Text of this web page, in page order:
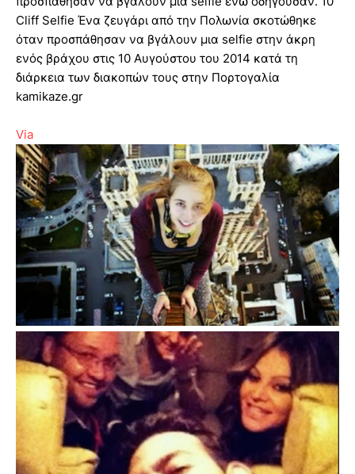
Cliff Selfie Ένα ζευγάρι από την Πολωνία σκοτώθηκε
όταν προσπάθησαν να βγάλουν μια selfie στην άκρη
ενός βράχου στις 10 Αυγούστου του 2014 κατά τη
διάρκεια των διακοπών τους στην Πορτογαλία
kamikaze.gr
Via